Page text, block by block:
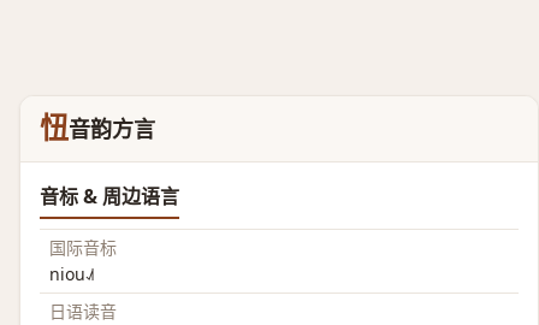
忸音韵方言
音标 & 周边语言
国际音标
niou˨˩˦
日语读音